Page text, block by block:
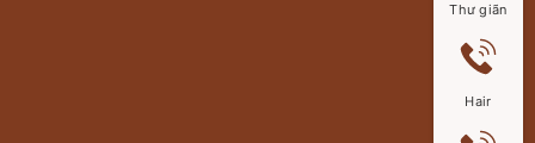
Thư giãn
Hair